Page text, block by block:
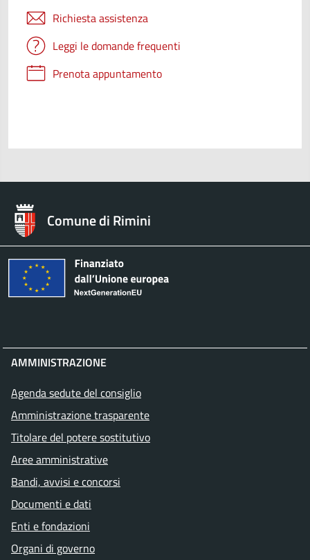
Richiesta assistenza
Leggi le domande frequenti
Prenota appuntamento
Comune di Rimini
AMMINISTRAZIONE
Agenda sedute del consiglio
Amministrazione trasparente
Titolare del potere sostitutivo
Aree amministrative
Bandi, avvisi e concorsi
Documenti e dati
Enti e fondazioni
Organi di governo